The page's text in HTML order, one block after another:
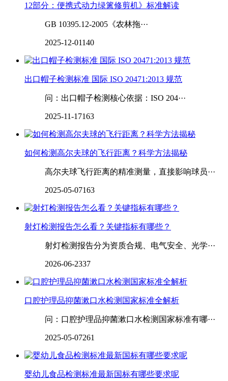
12部分：便携式动力绿篱修剪机》标准解读
GB 10395.12-2005《农林拖···
2025-12-01140
出口帽子检测标准 国际 ISO 20471:2013 规范
问：出口帽子检测核心依据：ISO 204···
2025-11-17163
如何检测高尔夫球的飞行距离？科学方法揭秘
高尔夫球飞行距离的精准测量，直接影响球员···
2025-05-07163
射灯检测报告怎么看？关键指标有哪些？
射灯检测报告分为资质合规、电气安全、光学···
2026-06-2337
口腔护理品抑菌漱口水检测国家标准全解析
问：口腔护理品抑菌漱口水检测国家标准有哪···
2025-05-07261
婴幼儿食品检测标准最新国标有哪些要求呢